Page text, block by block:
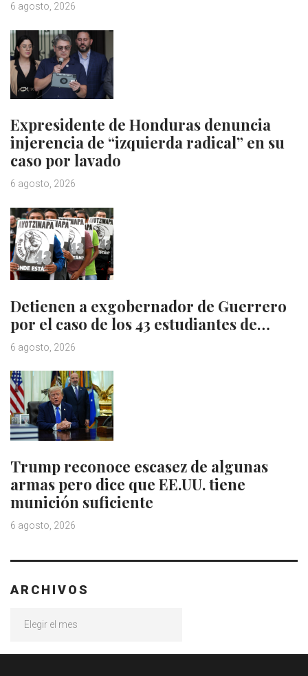
6 agosto, 2026
Expresidente de Honduras denuncia
injerencia de “izquierda radical” en su
caso por lavado
6 agosto, 2026
Detienen a exgobernador de Guerrero
por el caso de los 43 estudiantes de…
6 agosto, 2026
Trump reconoce escasez de algunas
armas pero dice que EE.UU. tiene
munición suficiente
6 agosto, 2026
ARCHIVOS